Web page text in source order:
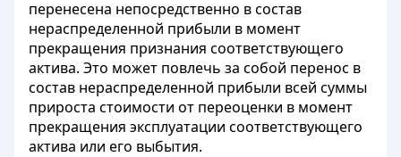
перенесена непосредственно в состав
нераспределенной прибыли в момент
прекращения признания соответствующего
актива. Это может повлечь за собой перенос в
состав нераспределенной прибыли всей суммы
прироста стоимости от переоценки в момент
прекращения эксплуатации соответствующего
актива или его выбытия.